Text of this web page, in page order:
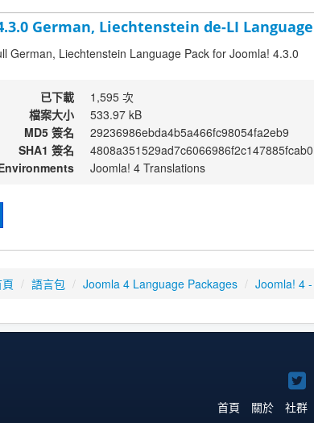
German, Liechtenstein de-LI
German, Liechtenstein Language Pack for Joomla! 4.3.0
已下載
1,595 次
檔案大小
533.97 kB
MD5 簽名
29236986ebda4b5a466fc98054fa2eb9
SHA1 簽名
Joomla! 4 Translations
/ 語言包 / Joomla 4 Language Packages / Joomla! 4
上
首頁 關於 社群